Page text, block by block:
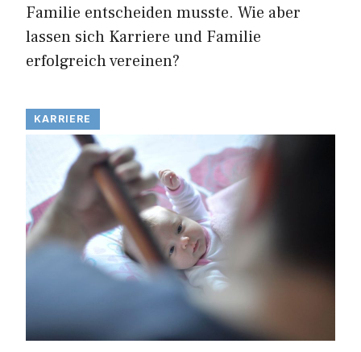
Familie entscheiden musste. Wie aber
lassen sich Karriere und Familie
erfolgreich vereinen?
KARRIERE